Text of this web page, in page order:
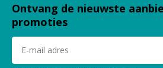
Ontvang de nieuwste
promoties